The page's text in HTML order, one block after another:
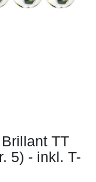
TT
5) - inkl. T-